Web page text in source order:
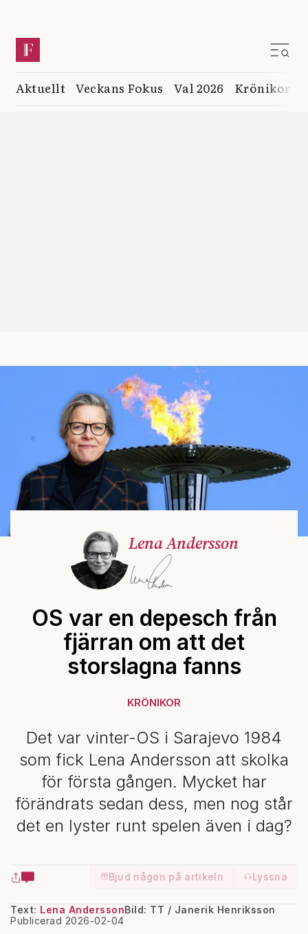
Aktuellt Veckans Fokus Val 2026 Krönikor
Lena Andersson
OS var en depesch från
fjärran om att det
storslagna fanns
KRÖNIKOR
Det var vinter-OS i Sarajevo 1984
som fick Lena Andersson att skolka
för första gången. Mycket har
förändrats sedan dess, men nog står
det en lyster runt spelen även i dag?
Bjud någon på artikeln Lyssna
Text: Lena Andersson
Publicerad 2026-02-04
Bild: TT / Janerik Henriksson